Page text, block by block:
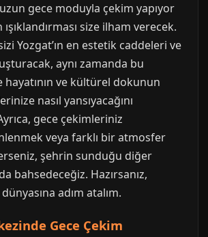
gece moduyla çekim yapıyor
ışıklandırması size ilham verecek.
Yozgat’ın en estetik caddeleri ve
aynı zamanda bu
hayatının ve kültürel dokunun
nasıl yansıyacağını
gece çekimleriniz
veya farklı bir atmosfer
şehrin sunduğu diğer
bahsedeceğiz. Hazırsanız,
dünyasına adım atalım.
Gece Çekim